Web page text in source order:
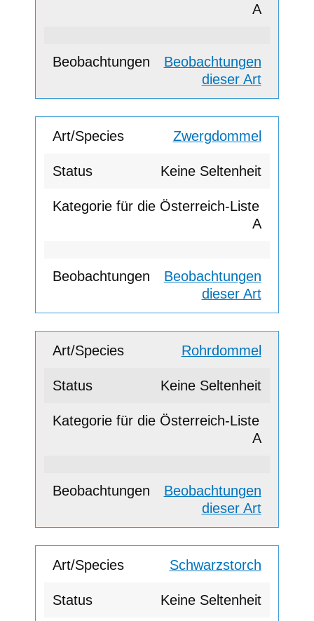
A
Beobachtungen
dieser Art
Zwergdommel
Keine Seltenheit
A
Beobachtungen
dieser Art
Rohrdommel
Keine Seltenheit
A
Beobachtungen
dieser Art
Schwarzstorch
Keine Seltenheit